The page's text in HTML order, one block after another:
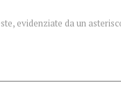
evidenziate da un